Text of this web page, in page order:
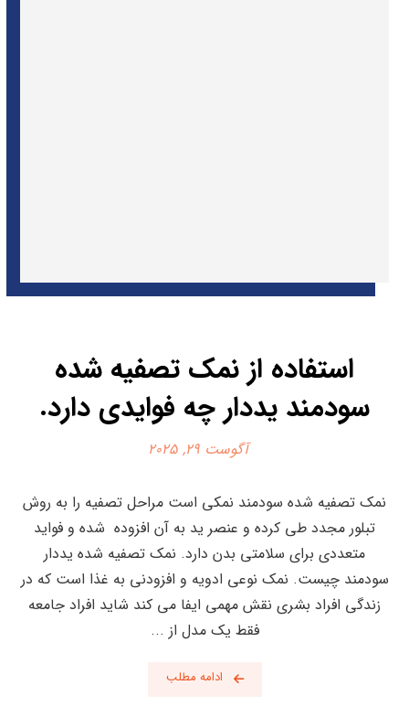
استفاده از نمک تصفیه شده
سودمند یددار چه فوایدی دارد.
آگوست 29, 2025
نمک تصفیه شده سودمند نمکی است مراحل تصفیه را به روش
تبلور مجدد طی کرده و عنصر ید به آن افزوده شده و فواید
متعددی برای سلامتی بدن دارد. نمک تصفیه شده یددار
سودمند چیست. نمک نوعی ادویه و افزودنی به غذا است که در
زندگی افراد بشری نقش مهمی ایفا می کند شاید افراد جامعه
فقط یک مدل از ...
ادامه مطلب